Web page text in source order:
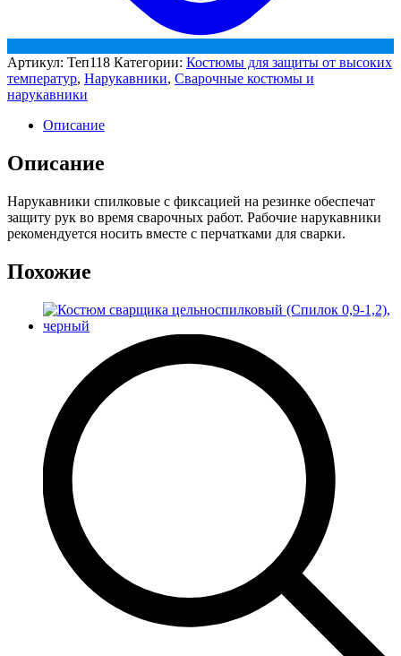
Артикул: Теп118 Категории: Костюмы для защиты от высоких
температур, Нарукавники, Сварочные костюмы и
нарукавники
Описание
Описание
Нарукавники спилковые с фиксацией на резинке обеспечат
защиту рук во время сварочных работ. Рабочие нарукавники
рекомендуется носить вместе с перчатками для сварки.
Похожие